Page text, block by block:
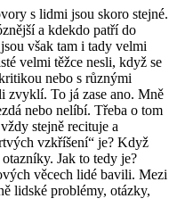
s lidmi jsou skoro stejné.
a kdekdo patří do
však tam i tady velmi
velmi těžce nesli, když se
nebo s různými
zvyklí. To já zase ano. Mně
nebo nelíbí. Třeba o tom
stejně recituje a
vzkříšení“ je? Když
Jak to tedy je?
věcech lidé bavili. Mezi
lidské problémy, otázky,